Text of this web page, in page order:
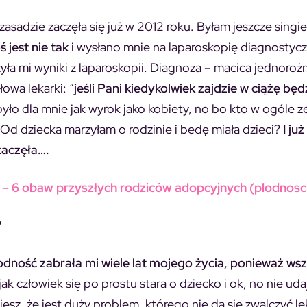
zaczęła się już w 2012 roku. Byłam jeszcze
jest nie taki wysłano mnie na laparoskopię
mi wyniki z laparoskopii. Diagnoza – macica
lekarki: “jeśli Pani kiedykolwiek zajdzie w ciążę
dla mnie jak wyrok jako kobiety, no bo kto w ogóle
dziecka marzyłam o rodzinie i będę miała dzieci? I
6 obaw przyszłych rodziców adopcyjnych
zabrała mi wiele lat mojego życia, ponieważ
człowiek się po prostu stara o dziecko i ok, no nie
że jest duży problem, którego nie da się zwalczyć